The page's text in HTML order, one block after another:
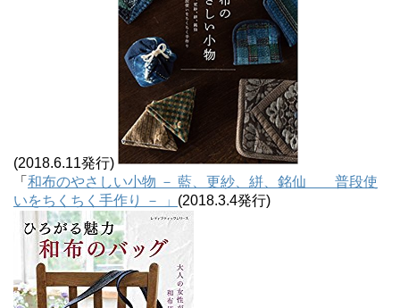
(2018.6.11発行)
「 和布のやさしい小物 － 藍、更紗、絣、銘仙 普段使
いをちくちく手作り － 」 (2018.3.4発行)